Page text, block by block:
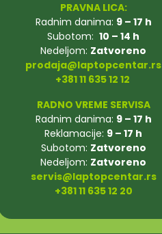
PRAVNA LICA:
Radnim danima: 9 – 17 h
Subotom: 10 – 14 h
Nedeljom: Zatvoreno
prodaja@laptopcentar.rs
+381 11 635 12 12
RADNO VREME SERVISA
Radnim danima: 9 – 17 h
Reklamacije: 9 – 17 h
Subotom: Zatvoreno
Nedeljom: Zatvoreno
servis@laptopcentar.rs
+381 11 635 12 20